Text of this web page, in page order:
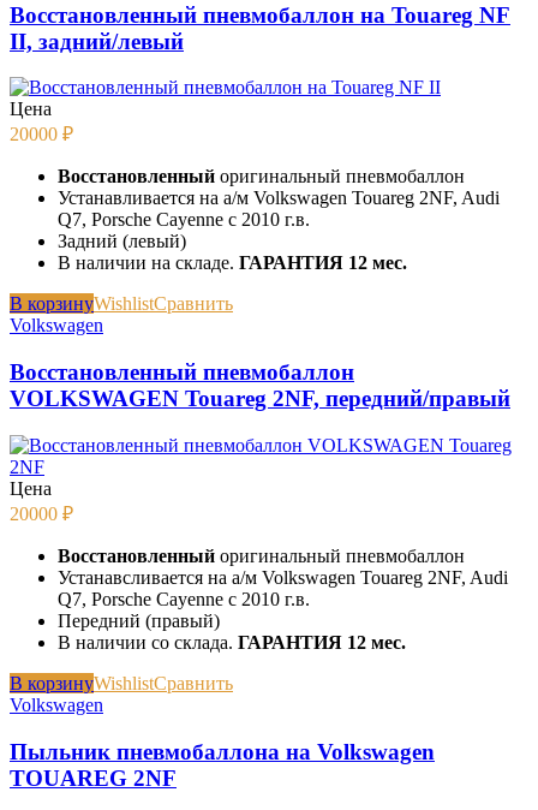
Восстановленный пневмобаллон на Touareg NF
II, задний/левый
Цена
20000 ₽
Восстановленный оригинальный пневмобаллон
Устанавливается на а/м Volkswagen Touareg 2NF, Audi
Q7, Porsche Cayenne с 2010 г.в.
Задний (левый)
В наличии на складе. ГАРАНТИЯ 12 мес.
В корзинуWishlistСравнить
Volkswagen
Восстановленный пневмобаллон
VOLKSWAGEN Touareg 2NF, передний/правый
Цена
20000 ₽
Восстановленный оригинальный пневмобаллон
Устанавсливается на а/м Volkswagen Touareg 2NF, Audi
Q7, Porsche Cayenne с 2010 г.в.
Передний (правый)
В наличии со склада. ГАРАНТИЯ 12 мес.
В корзинуWishlistСравнить
Volkswagen
Пыльник пневмобаллона на Volkswagen
TOUAREG 2NF